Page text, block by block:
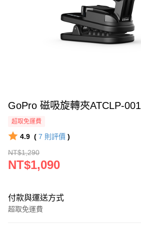
GoPro 磁吸旋轉夾ATCLP-001
超取免運費
4.9 ( 7 則評價 )
NT$1,290
NT$1,090
付款與運送方式
超取免運費